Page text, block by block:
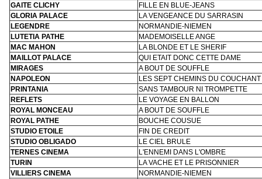
GAITE CLICHY
FILLE EN BLUE-JEANS
GLORIA PALACE
LA VENGEANCE DU SARRASIN
LEGENDRE
NORMANDIE-NIEMEN
LUTETIA PATHE
MADEMOISELLE ANGE
MAC MAHON
LA BLONDE ET LE SHERIF
MAILLOT PALACE
QUI ETAIT DONC CETTE DAME
MIRAGES
A BOUT DE SOUFFLE
NAPOLEON
LES SEPT CHEMINS DU COUCHANT
PRINTANIA
SANS TAMBOUR NI TROMPETTE
REFLETS
LE VOYAGE EN BALLON
ROYAL MONCEAU
A BOUT DE SOUFFLE
ROYAL PATHE
BOUCHE COUSUE
STUDIO ETOILE
FIN DE CREDIT
STUDIO OBLIGADO
LE CIEL BRULE
TERNES CINEMA
L'ENNEMI DANS L'OMBRE
TURIN
LA VACHE ET LE PRISONNIER
VILLIERS CINEMA
NORMANDIE-NIEMEN